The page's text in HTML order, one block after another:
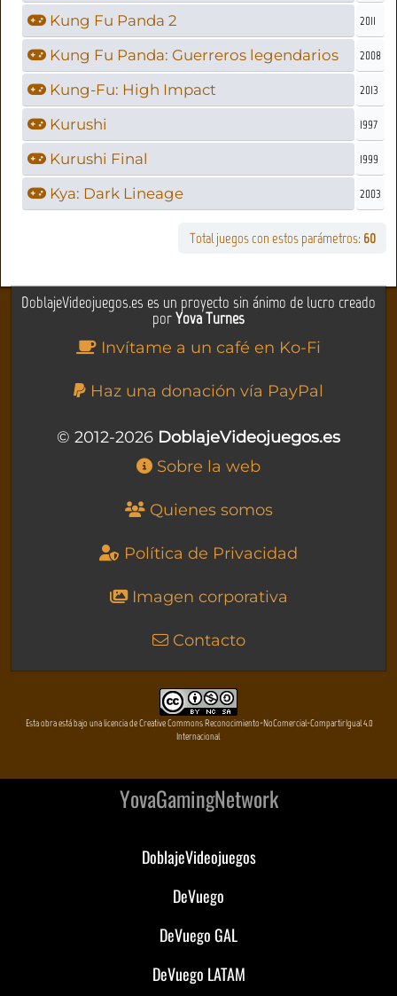
Kung Fu Panda 2 2011
Kung Fu Panda: Guerreros legendarios 2008
Kung-Fu: High Impact 2013
Kurushi 1997
Kurushi Final 1999
Kya: Dark Lineage 2003
Total juegos con estos parámetros: 60
DoblajeVideojuegos.es es un proyecto sin ánimo de lucro creado
porYova Turnes
Invítame a un café en Ko-Fi
Haz una donación vía PayPal
© 2012-2026 DoblajeVideojuegos.es
Sobre la web
Quienes somos
Política de Privacidad
Imagen corporativa
Contacto
Esta obra está bajo una licencia de Creative Commons Reconocimiento-NoComercial-CompartirIgual 4.0
Internacional
YovaGamingNetwork
DoblajeVideojuegos
DeVuego
DeVuego GAL
DeVuego LATAM